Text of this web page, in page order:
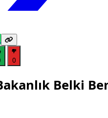
0
Belki